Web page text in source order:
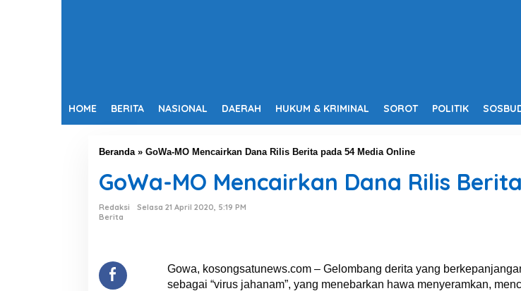
HOME BERITA NASIONAL DAERAH HUKUM & KRIMINAL SOROT POLITIK
Beranda» GoWa-MO Mencairkan Dana Rilis Berita pada 54 Media Online
GoWa-MO Mencairkan Dana Rilis
Redaksi
Selasa 21 April 2020, 5:19 PM
Berita
Gowa, kosongsatunews.com – Gelombang derita yang
sebagai “virus jahanam”, yang menebarkan hawa menyeramkan,